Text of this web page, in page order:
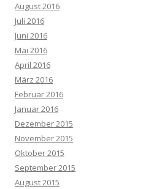
August 2016
Juli 2016
Juni 2016
Mai 2016
April 2016
März 2016
Februar 2016
Januar 2016
Dezember 2015
November 2015
Oktober 2015
September 2015
August 2015